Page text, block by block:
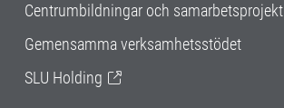
Centrumbildningar och samarbetsprojekt
Gemensamma verksamhetsstödet
SLU Holding